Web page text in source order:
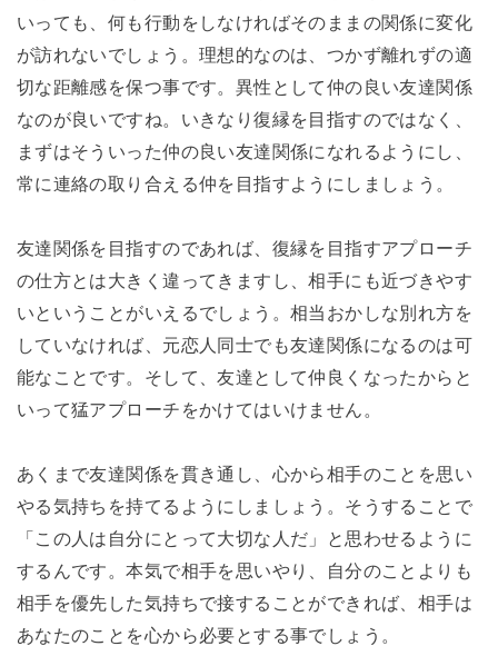
いっても、何も行動をしなければそのままの関係に変化
が訪れないでしょう。理想的なのは、つかず離れずの適
切な距離感を保つ事です。異性として仲の良い友達関係
なのが良いですね。いきなり復縁を目指すのではなく、
まずはそういった仲の良い友達関係になれるようにし、
常に連絡の取り合える仲を目指すようにしましょう。
友達関係を目指すのであれば、復縁を目指すアプローチ
の仕方とは大きく違ってきますし、相手にも近づきやす
いということがいえるでしょう。相当おかしな別れ方を
していなければ、元恋人同士でも友達関係になるのは可
能なことです。そして、友達として仲良くなったからと
いって猛アプローチをかけてはいけません。
あくまで友達関係を貫き通し、心から相手のことを思い
やる気持ちを持てるようにしましょう。そうすることで
「この人は自分にとって大切な人だ」と思わせるように
するんです。本気で相手を思いやり、自分のことよりも
相手を優先した気持ちで接することができれば、相手は
あなたのことを心から必要とする事でしょう。